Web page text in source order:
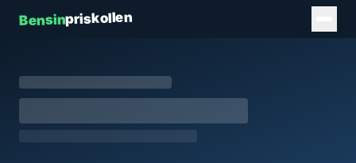
Bensinpriskollen